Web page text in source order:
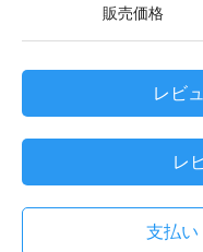
販売価格
レビ
レ
支払い